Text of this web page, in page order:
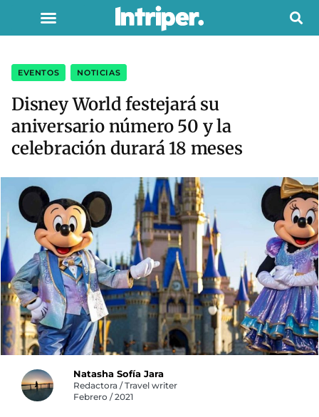
EVENTOS NOTICIAS
Disney World festejará su
aniversario número 50 y la
celebración durará 18 meses
Natasha Sofía Jara
Redactora / Travel writer
Febrero / 2021